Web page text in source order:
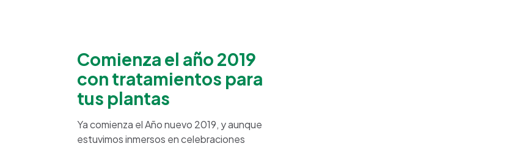
Comienza el año 2019
con tratamientos para
tus plantas
Ya comienza el Año nuevo 2019, y aunque
estuvimos inmersos en celebraciones